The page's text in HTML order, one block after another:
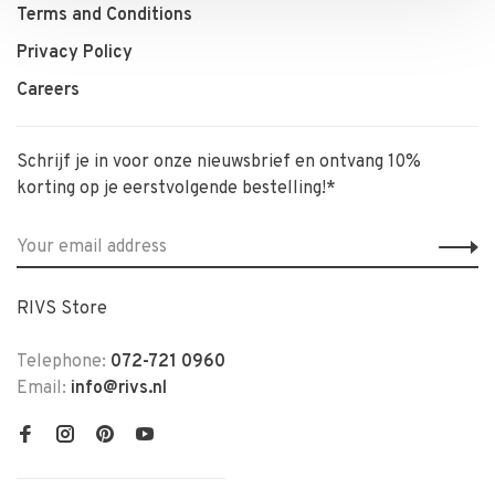
Terms and Conditions
Privacy Policy
Careers
Schrijf je in voor onze nieuwsbrief en ontvang 10%
korting op je eerstvolgende bestelling!*
RIVS Store
Telephone: 072-721 0960
Email: info@rivs.nl